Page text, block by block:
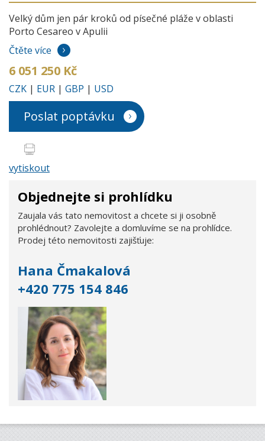
Velký dům jen pár kroků od písečné pláže v oblasti
Porto Cesareo v Apulii
Čtěte více
6 051 250 Kč
CZK | EUR | GBP | USD
Poslat poptávku
vytiskout
Objednejte si prohlídku
Zaujala vás tato nemovitost a chcete si ji osobně
prohlédnout? Zavolejte a domluvíme se na prohlídce.
Prodej této nemovitosti zajišťuje:
Hana Čmakalová
+420 775 154 846